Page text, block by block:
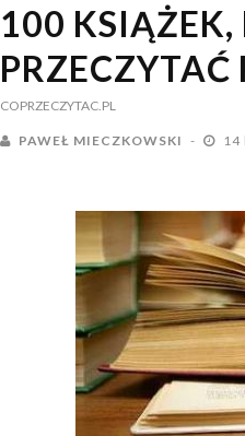
100
PRZECZYTAĆ
COPRZECZYTAC.PL
PAWEŁ MIECZKOWSKI 14